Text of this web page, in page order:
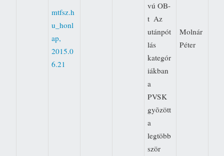
mtfsz.h
u_honl
ap,
2015.0
6.21
vú OB-
t  Az
utánpót
lás
kategór
iákban
a
PVSK
gyõzött
a
legtöbb
ször
Molnár
Péter